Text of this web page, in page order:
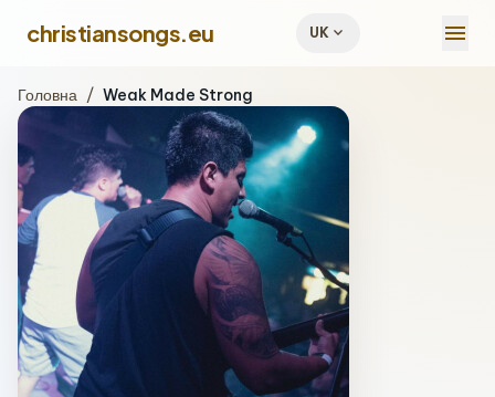
christiansongs.eu UKexpand_more menu
Головна / Weak Made Strong